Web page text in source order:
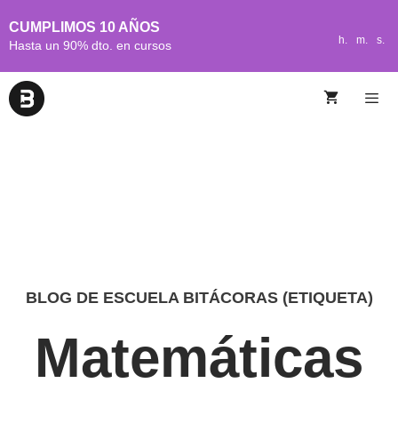
CUMPLIMOS 10 AÑOS
Hasta un 90% dto. en cursos h. m. s.
BLOG DE ESCUELA BITÁCORAS (ETIQUETA)
Matemáticas